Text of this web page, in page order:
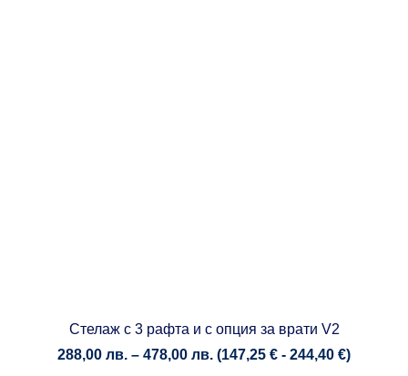
Стелаж с 3 рафта и с опция за врати V2
288,00 лв. – 478,00 лв. Price
(147,25 € - 244,40 €)